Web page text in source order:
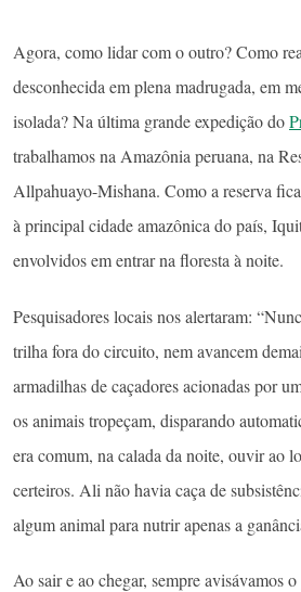
Agora, como lidar com o outro? Como
desconhecida em plena madrugada, em
isolada? Na última grande expedição do
trabalhamos na Amazônia peruana, na
Allpahuayo-Mishana. Como a reserva
à principal cidade amazônica do país,
envolvidos em entrar na floresta à noite.
Pesquisadores locais nos alertaram:
trilha fora do circuito, nem avancem
armadilhas de caçadores acionadas por
os animais tropeçam, disparando
era comum, na calada da noite, ouvir ao
certeiros. Ali não havia caça de
algum animal para nutrir apenas a
Ao sair e ao chegar, sempre avisávamos